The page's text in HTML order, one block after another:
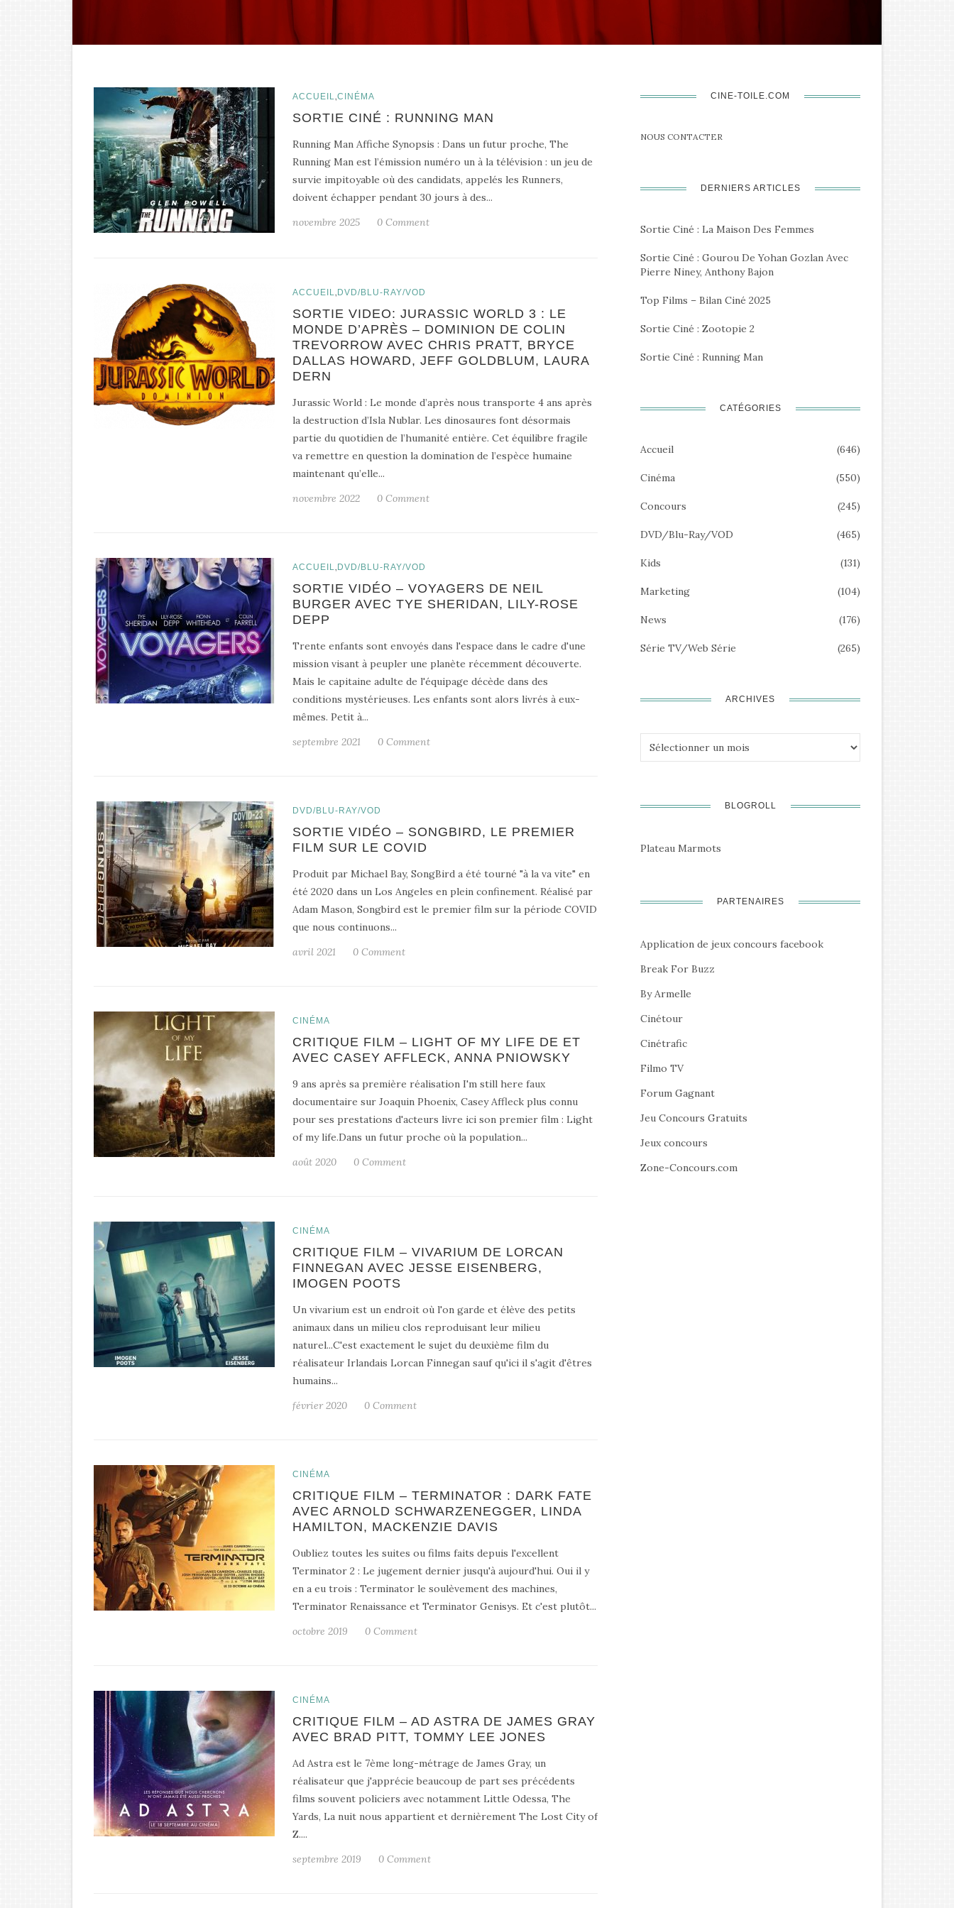
ACCUEIL,CINÉMA
SORTIE CINÉ : RUNNING MAN
Running Man Affiche Synopsis : Dans un futur proche, The
Running Man est l’émission numéro un à la télévision : un jeu de
survie impitoyable où des candidats, appelés les Runners,
doivent échapper pendant 30 jours à des...
novembre 2025
0 Comment
ACCUEIL, DVD/BLU-RAY/VOD
SORTIE VIDEO: JURASSIC WORLD 3 : LE
MONDE D’APRÈS – DOMINION DE COLIN
TREVORROW AVEC CHRIS PRATT, BRYCE
DALLAS HOWARD, JEFF GOLDBLUM, LAURA
DERN
Jurassic World : Le monde d’après nous transporte 4 ans après
la destruction d’Isla Nublar. Les dinosaures font désormais
partie du quotidien de l’humanité entière. Cet équilibre fragile
va remettre en question la domination de l’espèce humaine
maintenant qu’elle...
novembre 2022
0 Comment
ACCUEIL, DVD/BLU-RAY/VOD
SORTIE VIDÉO – VOYAGERS DE NEIL
BURGER AVEC TYE SHERIDAN, LILY-ROSE
DEPP
Trente enfants sont envoyés dans l'espace dans le cadre d'une
mission visant à peupler une planète récemment découverte.
Mais le capitaine adulte de l'équipage décède dans des
conditions mystérieuses. Les enfants sont alors livrés à eux-
mêmes. Petit à...
septembre 2021
0 Comment
DVD/BLU-RAY/VOD
SORTIE VIDÉO – SONGBIRD, LE PREMIER
FILM SUR LE COVID
Produit par Michael Bay, SongBird a été tourné "à la va vite" en
été 2020 dans un Los Angeles en plein confinement. Réalisé par
Adam Mason, Songbird est le premier film sur la période COVID
que nous continuons...
avril 2021
0 Comment
CINÉMA
CRITIQUE FILM – LIGHT OF MY LIFE DE ET
AVEC CASEY AFFLECK, ANNA PNIOWSKY
9 ans après sa première réalisation I'm still here faux
documentaire sur Joaquin Phoenix, Casey Affleck plus connu
pour ses prestations d'acteurs livre ici son premier film : Light
of my life.Dans un futur proche où la population...
août 2020
0 Comment
CINÉMA
CRITIQUE FILM – VIVARIUM DE LORCAN
FINNEGAN AVEC JESSE EISENBERG,
IMOGEN POOTS
Un vivarium est un endroit où l'on garde et élève des petits
animaux dans un milieu clos reproduisant leur milieu
naturel...C'est exactement le sujet du deuxième film du
réalisateur Irlandais Lorcan Finnegan sauf qu'ici il s'agit d'êtres
humains...
février 2020
0 Comment
CINÉMA
CRITIQUE FILM – TERMINATOR : DARK FATE
AVEC ARNOLD SCHWARZENEGGER, LINDA
HAMILTON, MACKENZIE DAVIS
Oubliez toutes les suites ou films faits depuis l'excellent
Terminator 2 : Le jugement dernier jusqu'à aujourd'hui. Oui il y
en a eu trois : Terminator le soulèvement des machines,
Terminator Renaissance et Terminator Genisys. Et c'est plutôt...
octobre 2019
0 Comment
CINÉMA
CRITIQUE FILM – AD ASTRA DE JAMES GRAY
AVEC BRAD PITT, TOMMY LEE JONES
Ad Astra est le 7ème long-métrage de James Gray, un
réalisateur que j'apprécie beaucoup de part ses précédents
films souvent policiers avec notamment Little Odessa, The
Yards, La nuit nous appartient et dernièrement The Lost City of
Z....
septembre 2019
0 Comment
CINE-TOILE.COM
NOUS CONTACTER
DERNIERS ARTICLES
Sortie Ciné : La Maison Des Femmes
Sortie Ciné : Gourou De Yohan Gozlan Avec
Pierre Niney, Anthony Bajon
Top Films – Bilan Ciné 2025
Sortie Ciné : Zootopie 2
Sortie Ciné : Running Man
CATÉGORIES
Accueil (646)
Cinéma (550)
Concours (245)
DVD/Blu-Ray/VOD (465)
Kids (131)
Marketing (104)
News (176)
Série TV/Web Série (265)
ARCHIVES
Archives
BLOGROLL
Plateau Marmots
PARTENAIRES
Application de jeux concours facebook
Break For Buzz
By Armelle
Cinétour
Cinétrafic
Filmo TV
Forum Gagnant
Jeu Concours Gratuits
Jeux concours
Zone-Concours.com